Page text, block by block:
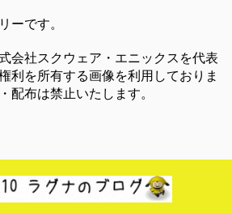
ーです。
会社スクウェア・エニックスを代表
利を所有する画像を利用しておりま
配布は禁止いたします。